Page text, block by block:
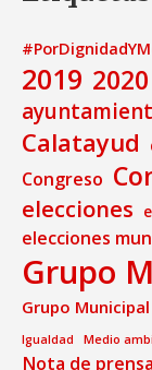
2019 2020
Calatayud
Congreso
elecciones
elecciones
Grupo
Grupo
Igualdad Medio
Nota de prensa